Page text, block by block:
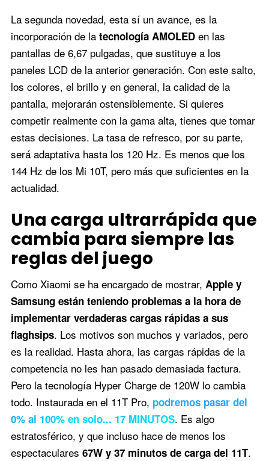
La segunda novedad, esta sí un avance, es la
incorporación de la tecnología AMOLEDen las
pantallas de 6,67 pulgadas, que sustituye a los
paneles LCD de la anterior generación. Con este salto,
los colores, el brillo y en general, la calidad de la
pantalla, mejorarán ostensiblemente. Si quieres
competir realmente con la gama alta, tienes que tomar
estas decisiones. La tasa de refresco, por su parte,
será adaptativa hasta los 120 Hz. Es menos que los
144 Hz de los Mi 10T, pero más que suficientes en la
actualidad.
Una carga ultrarrápida que
cambia para siempre las
reglas del juego
Como Xiaomi se ha encargado de mostrar, Apple y
Samsung están teniendo problemas a la hora de
implementar verdaderas cargas rápidas a sus
flaghsips. Los motivos son muchos y variados, pero
es la realidad. Hasta ahora, las cargas rápidas de la
competencia no les han pasado demasiada factura.
Pero la tecnología Hyper Charge de 120W lo cambia
todo. Instaurada en el 11T Pro, podremos pasar del
0% al 100% en solo... 17 MINUTOS. Es algo
estratosférico, y que incluso hace de menos los
espectaculares 67W y 37 minutos de carga del 11T.